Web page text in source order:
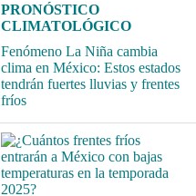
PRONÓSTICO
CLIMATOLÓGICO
Fenómeno La Niña cambia
clima en México: Estos estados
tendrán fuertes lluvias y frentes
fríos